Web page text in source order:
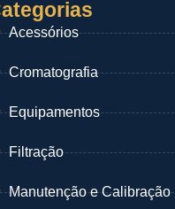
Acessórios
Cromatografia
Equipamentos
Filtração
Manutenção e Calibração